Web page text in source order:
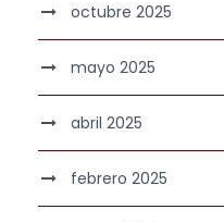
octubre 2025
mayo 2025
abril 2025
febrero 2025